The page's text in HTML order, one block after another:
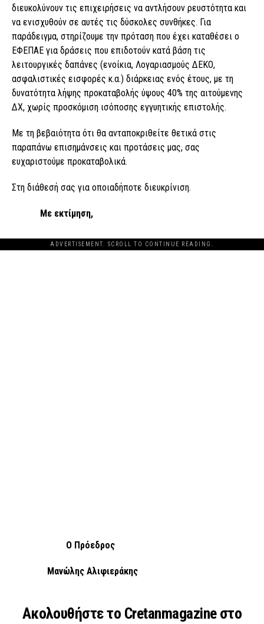
διευκολύνουν τις επιχειρήσεις να αντλήσουν ρευστότητα και
να ενισχυθούν σε αυτές τις δύσκολες συνθήκες. Για
παράδειγμα, στηρίζουμε την πρόταση που έχει καταθέσει ο
ΕΦΕΠΑΕ για δράσεις που επιδοτούν κατά βάση τις
λειτουργικές δαπάνες (ενοίκια, Λογαριασμούς ΔΕΚΟ,
ασφαλιστικές εισφορές κ.α.) διάρκειας ενός έτους, με τη
δυνατότητα λήψης προκαταβολής ύψους 40% της αιτούμενης
ΔΧ, χωρίς προσκόμιση ισόποσης εγγυητικής επιστολής.
Με τη βεβαιότητα ότι θα ανταποκριθείτε θετικά στις
παραπάνω επισημάνσεις και προτάσεις μας, σας
ευχαριστούμε προκαταβολικά.
Στη διάθεσή σας για οποιαδήποτε διευκρίνιση.
Με εκτίμηση,
ADVERTISEMENT. SCROLL TO CONTINUE READING.
Ο Πρόεδρος
Μανώλης Αλιφιεράκης
Ακολουθήστε το Cretanmagazine στο